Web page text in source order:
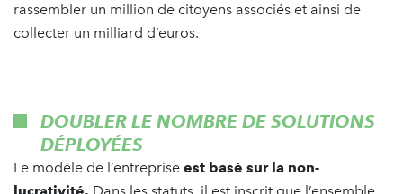
rassembler un million de citoyens associés et ainsi de
collecter un milliard d’euros.
DOUBLER LE NOMBRE DE SOLUTIONS
DÉPLOYÉES
Le modèle de l’entreprise est basé sur la non-